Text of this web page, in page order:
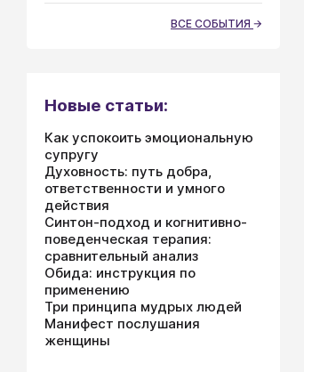
ВСЕ СОБЫТИЯ
Новые статьи:
Как успокоить эмоциональную
супругу
Духовность: путь добра,
ответственности и умного
действия
Синтон-подход и когнитивно-
поведенческая терапия:
сравнительный анализ
Обида: инструкция по
применению
Три принципа мудрых людей
Манифест послушания
женщины